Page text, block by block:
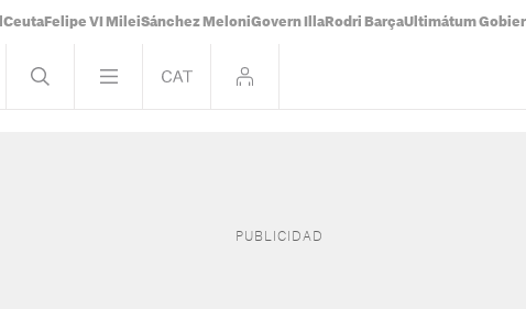
Ceuta Felipe VI MileiSánchez MeloniGovern Illa Rodri BarçaUltimátum